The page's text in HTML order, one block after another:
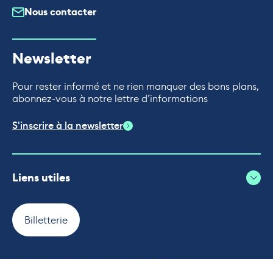
Nous contacter
Newsletter
Pour rester informé et ne rien manquer des bons plans,
abonnez-vous à notre lettre d’informations
S'inscrire à la newsletter
Liens utiles
Billetterie